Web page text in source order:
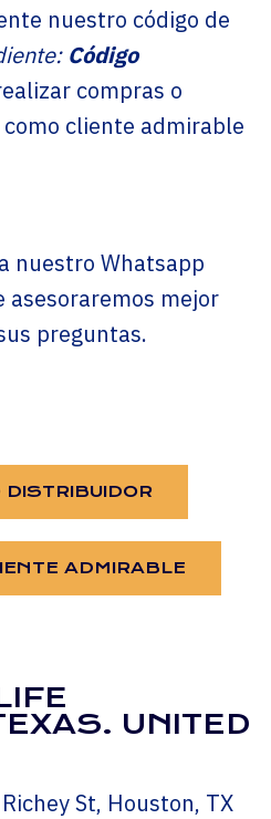
nuestro código de
Código
compras o
cliente admirable
nuestro Whatsapp
asesoraremos mejor
preguntas.
DISTRIBUIDOR
ADMIRABLE
UNITED
St, Houston, TX